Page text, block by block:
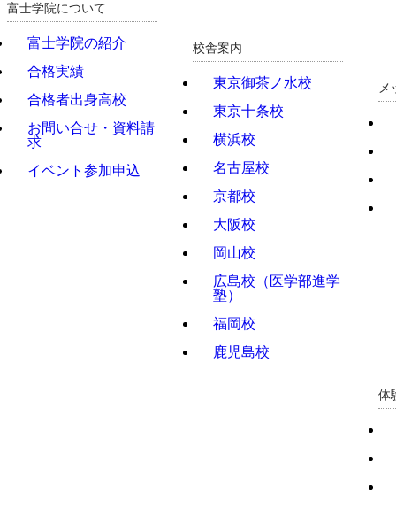
富士学院について
富士学院の紹介
合格実績
合格者出身高校
お問い合せ・資料請
求
イベント参加申込
校舎案内
東京御茶ノ水校
東京十条校
横浜校
名古屋校
京都校
大阪校
岡山校
広島校（医学部進学
塾）
福岡校
鹿児島校
メ
体